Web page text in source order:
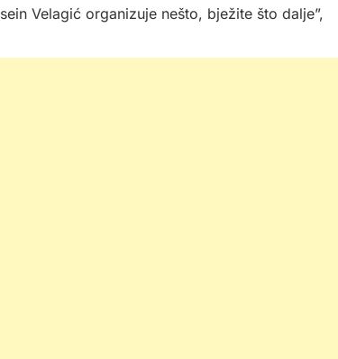
Velagić organizuje nešto, bježite što dalje”,